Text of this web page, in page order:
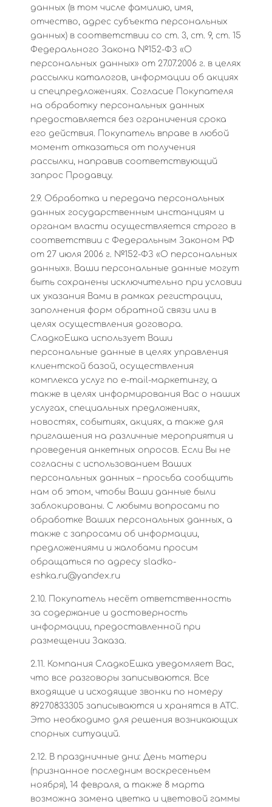
данных (в том числе фамилию, имя,
отчество, адрес субъекта персональных
данных) в соответствии со ст. 3, ст. 9, ст. 15
Федерального Закона №152-ФЗ «О
персональных данных» от 27.07.2006 г. в целях
рассылки каталогов, информации об акциях
и спецпредложениях. Согласие Покупателя
на обработку персональных данных
предоставляется без ограничения срока
его действия. Покупатель вправе в любой
момент отказаться от получения
рассылки, направив соответствующий
запрос Продавцу.
2.9. Обработка и передача персональных
данных государственным инстанциям и
органам власти осуществляется строго в
соответствии с Федеральным Законом РФ
от 27 июля 2006 г. №152-ФЗ «О персональных
данных». Ваши персональные данные могут
быть сохранены исключительно при условии
их указания Вами в рамках регистрации,
заполнения форм обратной связи или в
целях осуществления договора.
СладкоЕшка использует Ваши
персональные данные в целях управления
клиентской базой, осуществления
комплекса услуг по e-mail-маркетингу, а
также в целях информирования Вас о наших
услугах, специальных предложениях,
новостях, событиях, акциях, а также для
приглашения на различные мероприятия и
проведения анкетных опросов. Если Вы не
согласны с использованием Ваших
персональных данных – просьба сообщить
нам об этом, чтобы Ваши данные были
заблокированы. С любыми вопросами по
обработке Ваших персональных данных, а
также с запросами об информации,
предложениями и жалобами просим
обращаться по адресу sladko-
eshka.ru@yandex.ru
2.10. Покупатель несёт ответственность
за содержание и достоверность
информации, предоставленной при
размещении Заказа.
2.11. Компания СладкоЕшка уведомляет Вас,
что все разговоры записываются. Все
входящие и исходящие звонки по номеру
89270833305 записываются и хранятся в АТС.
Это необходимо для решения возникающих
спорных ситуаций.
2.12. В праздничные дни: День матери
(признанное последним воскресеньем
ноября), 14 февраля, а также 8 марта
возможна замена цветка и цветовой гаммы